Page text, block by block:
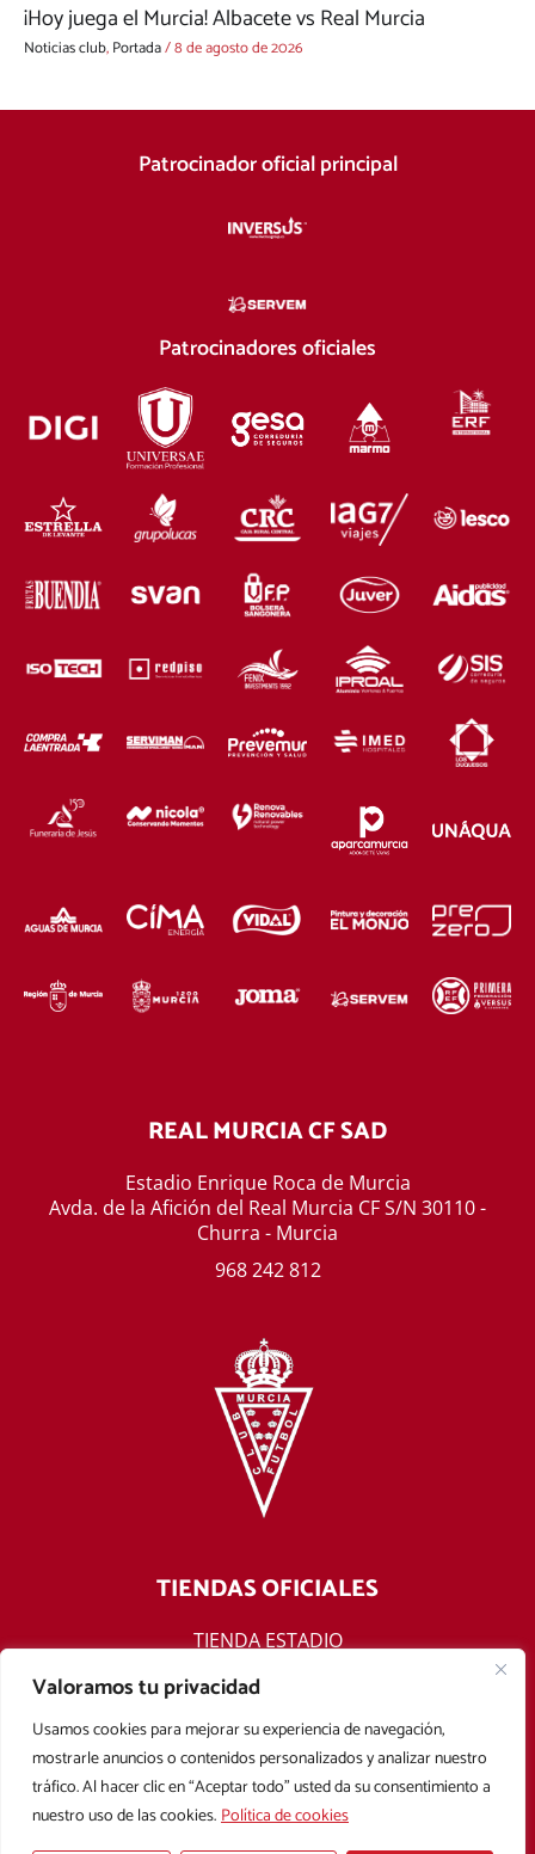
Valoramos tu privacidad
Usamos cookies para mejorar su experiencia de navegación,
mostrarle anuncios o contenidos personalizados y analizar nuestro
tráfico. Al hacer clic en “Aceptar todo” usted da su consentimiento a
nuestro uso de las cookies.Política de cookies
¡Hoy juega el Murcia! Albacete vs Real Murcia
Noticias club,Portada/8 de agosto de 2026
Patrocinador oficial principal
Patrocinadores oficiales
REAL MURCIA CF SAD
Estadio Enrique Roca de Murcia
Avda. de la Afición del Real Murcia CF S/N 30110 -
Churra - Murcia
968 242 812
TIENDAS OFICIALES
TIENDA ESTADIO
TIENDA ONLINE
F
a
c
e
b
T
w
i
t
t
Y
o
u
t
u
I
n
s
t
a
Aviso legal Política de privacidad Política de cookies